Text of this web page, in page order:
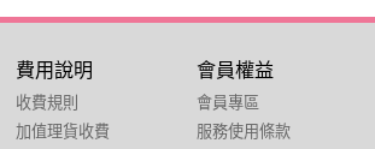
費用說明
收費規則
加值理貨收費
會員權益
會員專區
服務使用條款